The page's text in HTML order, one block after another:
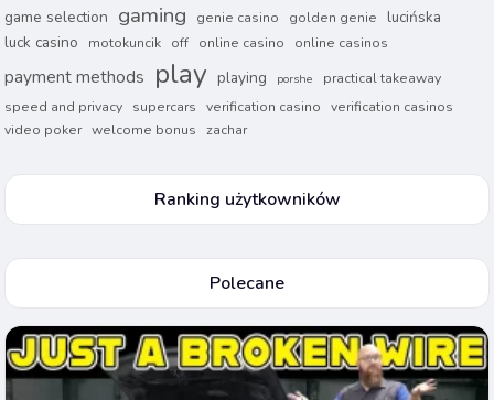
game selection gaming genie casino golden genie
lucińska
luck casino
motokuncik off online casino online casinos
payment methods play playing porshe
practical takeaway
speed and privacy
supercars verification casino
verification casinos
video poker welcome bonus zachar
Ranking użytkowników
Polecane